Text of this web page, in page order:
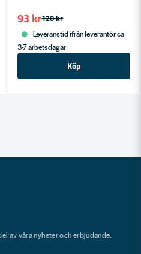
120 kr
93 kr
Leveranstid ifrån leverantör ca
3-7 arbetsdagar
Köp
av våra nyheter och erbjudande.